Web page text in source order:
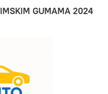
GUMAMA 2024